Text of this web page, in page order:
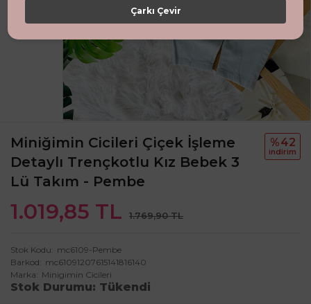
Miniğimin Cicileri Çiçek İşleme
Detaylı Trençkotlu Kız Bebek 3
Lü Takım - Pembe
1.019,85 TL 1.769,90 TL
%42
i̇ndi̇ri̇m
Stok Kodu
mc6109-Pembe
Barkod
mc61091207615141816140
Marka
Minigimin Cicileri
Stok Durumu Tükendi
Çarkı Çevir